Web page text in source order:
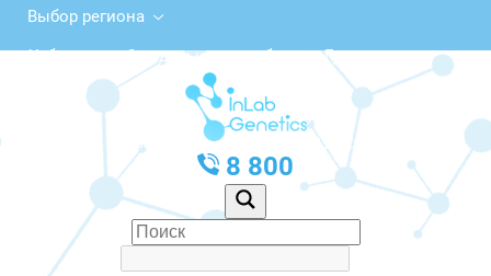
Выбор региона
Узбекистан, Сырдарьинская область, Гулистан,
2-й микрорайон
с 10:00 до 20:00
График работы: Пн-Пт с 10:00 до 20:00
8 800